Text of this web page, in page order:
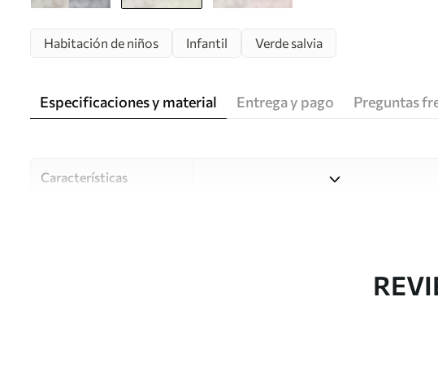
Habitación de niños Infantil Verde salvia
Especificaciones y material Entrega y pago Preguntas
Características